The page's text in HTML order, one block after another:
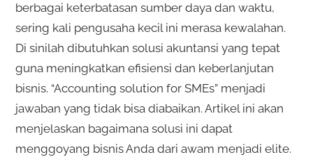
berbagai keterbatasan sumber daya dan waktu,
sering kali pengusaha kecil ini merasa kewalahan.
Di sinilah dibutuhkan solusi akuntansi yang tepat
guna meningkatkan efisiensi dan keberlanjutan
bisnis. “Accounting solution for SMEs” menjadi
jawaban yang tidak bisa diabaikan. Artikel ini akan
menjelaskan bagaimana solusi ini dapat
menggoyang bisnis Anda dari awam menjadi elite.